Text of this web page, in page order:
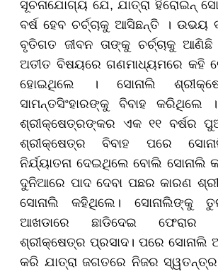
ସୂଚନାଯୋଗ୍ୟ ଯେ, ଯାତ୍ରା ହିରୋଇନ୍
ବର୍ଷ ହେବ ଚର୍ଚ୍ଚାକୁ ଆସିଛନ୍ତି ।
ବୃତିଗତ ଜୀବନ ତାଙ୍କୁ ଚର୍ଚ୍ଚାକୁ
ଅତୀତ ବିଷୟରେ ଗଣମାଧ୍ୟମରେ କହି
ହୋଇଥିଲେ । ସୋନାଲି
ସାମନ୍ତସିଂହାରଙ୍କୁ ବିବାହ କରିଥିଲେ
ଶ୍ରୀକ୍ଷେତ୍ରଙ୍କର ଏକ ୧୧ ବର୍ଷର
ଶ୍ରୀକ୍ଷେତ୍ର ବିବାହ ପରେ
ନିର୍ଯ୍ୟାତନା ଦେଇଥିଲେ ବୋଲି ସୋନାଲି
ଦୁନିଆରେ ପାଦ ଦେବା ପଛର କାରଣ
ସୋନାଲି କହିଥିଲେ। ସୋନାଲିଙ୍କୁ
ଆଖଡାରେ ଛାଡିଦେଇ ଫେରାର
ଶ୍ରୀକ୍ଷେତ୍ର ପ୍ରସାଦ। ପରେ
କରି ଯାତ୍ରା ଜଗତରେ ନିଜର